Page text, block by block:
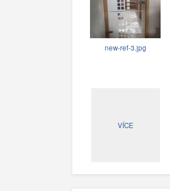
new-ref-3.jpg
VÍCE